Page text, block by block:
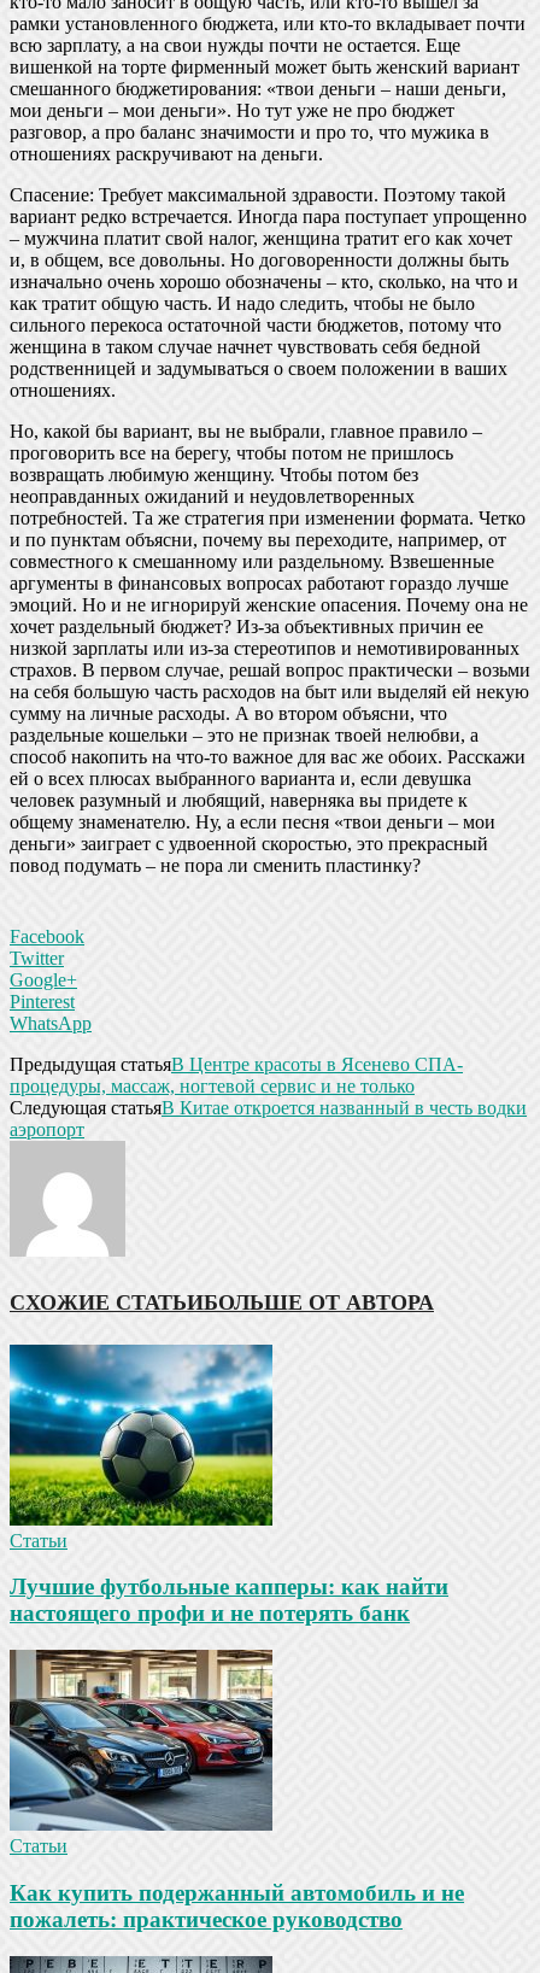
рамки установленного бюджета, или кто-то вкладывает почти
всю зарплату, а на свои нужды почти не остается. Еще
вишенкой на торте фирменный может быть женский вариант
смешанного бюджетирования: «твои деньги – наши деньги,
мои деньги – мои деньги». Но тут уже не про бюджет
разговор, а про баланс значимости и про то, что мужика в
отношениях раскручивают на деньги.
Спасение: Требует максимальной здравости. Поэтому такой
вариант редко встречается. Иногда пара поступает упрощенно
– мужчина платит свой налог, женщина тратит его как хочет
и, в общем, все довольны. Но договоренности должны быть
изначально очень хорошо обозначены – кто, сколько, на что и
как тратит общую часть. И надо следить, чтобы не было
сильного перекоса остаточной части бюджетов, потому что
женщина в таком случае начнет чувствовать себя бедной
родственницей и задумываться о своем положении в ваших
отношениях.
Но, какой бы вариант, вы не выбрали, главное правило –
проговорить все на берегу, чтобы потом не пришлось
возвращать любимую женщину. Чтобы потом без
неоправданных ожиданий и неудовлетворенных
потребностей. Та же стратегия при изменении формата. Четко
и по пунктам объясни, почему вы переходите, например, от
совместного к смешанному или раздельному. Взвешенные
аргументы в финансовых вопросах работают гораздо лучше
эмоций. Но и не игнорируй женские опасения. Почему она не
хочет раздельный бюджет? Из-за объективных причин ее
низкой зарплаты или из-за стереотипов и немотивированных
страхов. В первом случае, решай вопрос практически – возьми
на себя большую часть расходов на быт или выделяй ей некую
сумму на личные расходы. А во втором объясни, что
раздельные кошельки – это не признак твоей нелюбви, а
способ накопить на что-то важное для вас же обоих. Расскажи
ей о всех плюсах выбранного варианта и, если девушка
человек разумный и любящий, наверняка вы придете к
общему знаменателю. Ну, а если песня «твои деньги – мои
деньги» заиграет с удвоенной скоростью, это прекрасный
повод подумать – не пора ли сменить пластинку?
Facebook
Twitter
Google+
Pinterest
WhatsApp
Предыдущая статьяВ Центре красоты в Ясенево СПА-
процедуры, массаж, ногтевой сервис и не только
Следующая статьяВ Китае откроется названный в честь водки
аэропорт
СХОЖИЕ СТАТЬИБОЛЬШЕ ОТ АВТОРА
Статьи
Лучшие футбольные капперы: как найти
настоящего профи и не потерять банк
Статьи
Как купить подержанный автомобиль и не
пожалеть: практическое руководство